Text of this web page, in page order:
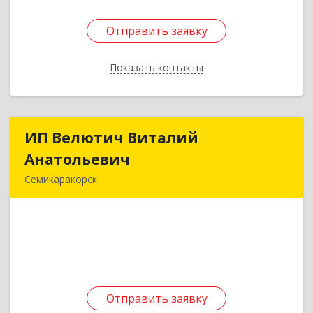
Отправить заявку
Показать контакты
Отправить заявку
Назад
ИП Велютич Виталий
Анатольевич
Семикаракорск
Отправить заявку
ИП Велютич Виталий
Отправить заявку